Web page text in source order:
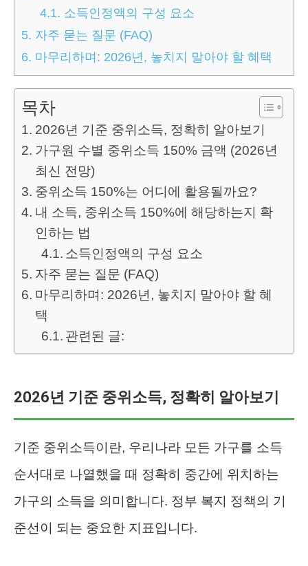
4.1. 소득인정액의 구성 요소
5. 자주 묻는 질문 (FAQ)
6. 마무리하며: 2026년, 놓치지 말아야 할 혜택
목차
2026년 기준 중위소득, 정확히 알아보기
가구원 수별 중위소득 150% 금액 (2026년
최신 전망)
중위소득 150%는 어디에 활용될까요?
내 소득, 중위소득 150%에 해당하는지 확
인하는 법
소득인정액의 구성 요소
자주 묻는 질문 (FAQ)
마무리하며: 2026년, 놓치지 말아야 할 혜
택
관련된 글:
2026년 기준 중위소득, 정확히 알아보기
기준 중위소득이란, 우리나라 모든 가구를 소득
순서대로 나열했을 때 정확히 중간에 위치하는
가구의 소득을 의미합니다. 정부 복지 정책의 기
준선이 되는 중요한 지표입니다.